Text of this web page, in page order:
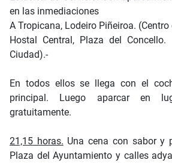
en las inmediaciones
A Tropicana, Lodeiro Piñeiroa.
Hostal Central, Plaza del
Ciudad).-
En todos ellos se llega con el
principal. Luego aparcar en
gratuitamente.
21,15 horas. Una cena con sabor y
Plaza del Ayuntamiento y calles